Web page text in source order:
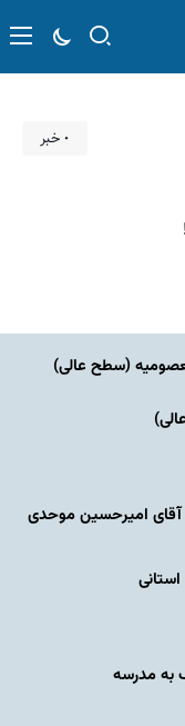
۰ خبر
(سطح عالی)
امیرحسین موحدی
به مدرسه